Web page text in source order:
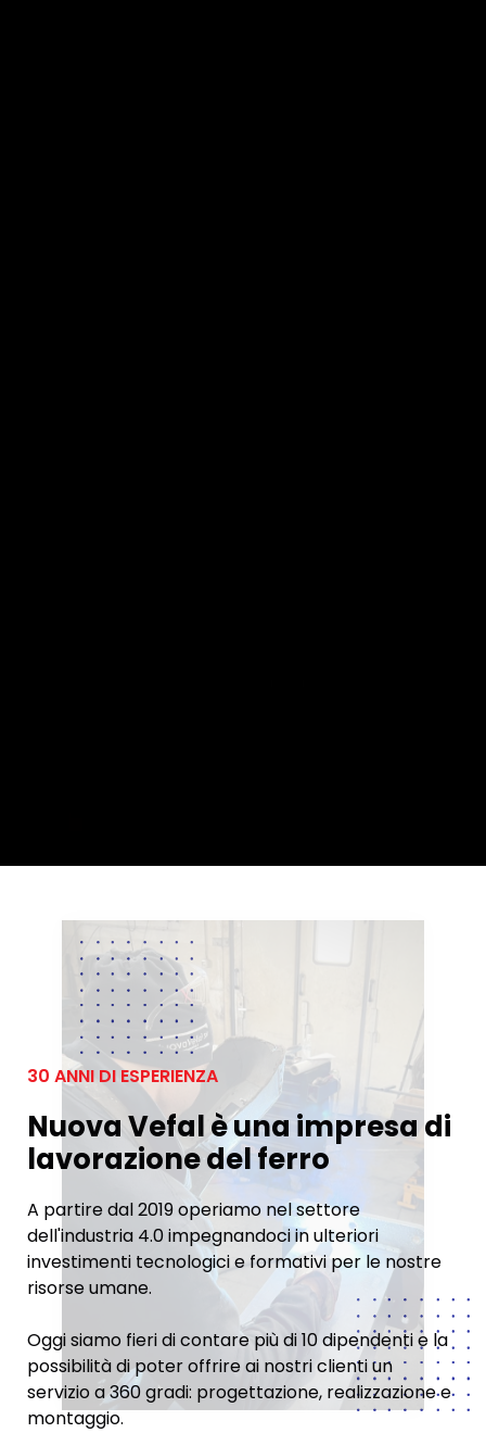
30 ANNI DI ESPERIENZA
Nuova Vefal è una impresa di
lavorazione del ferro
A partire dal 2019 operiamo nel settore
dell'industria 4.0 impegnandoci in ulteriori
investimenti tecnologici e formativi per le nostre
risorse umane.
Oggi siamo fieri di contare più di 10 dipendenti e la
possibilità di poter offrire ai nostri clienti un
servizio a 360 gradi: progettazione, realizzazione e
montaggio.